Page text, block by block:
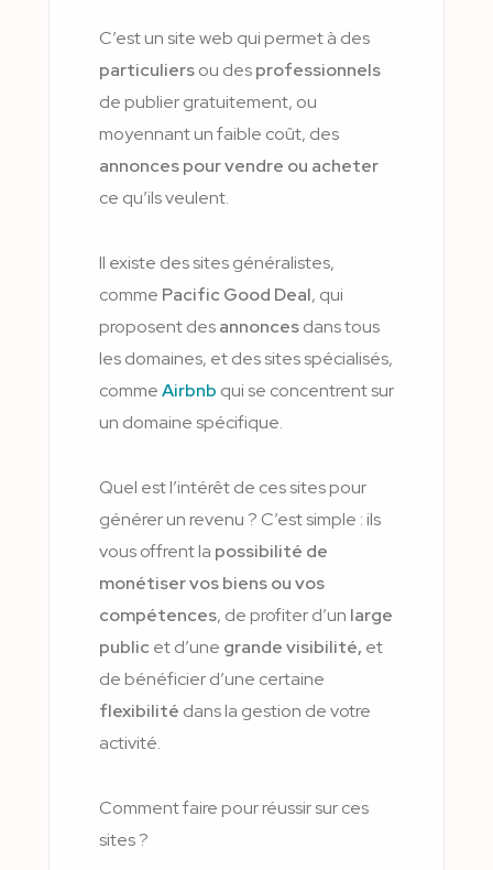
C’est un site web qui permet à des
particuliersou desprofessionnels
de publier gratuitement, ou
moyennant un faible coût, des
annonces pour vendre ou acheter
ce qu’ils veulent.
Il existe des sites généralistes,
comme Pacific Good Deal, qui
proposent desannoncesdans tous
les domaines, et des sites spécialisés,
commeAirbnb qui se concentrent sur
un domaine spécifique.
Quel est l’intérêt de ces sites pour
générer un revenu ? C’est simple : ils
vous offrent la possibilité de
monétiser vos biens ou vos
compétences, de profiter d’un large
publicet d’une grande visibilité, et
de bénéficier d’une certaine
flexibilité dans la gestion de votre
activité.
Comment faire pour réussir sur ces
sites ?